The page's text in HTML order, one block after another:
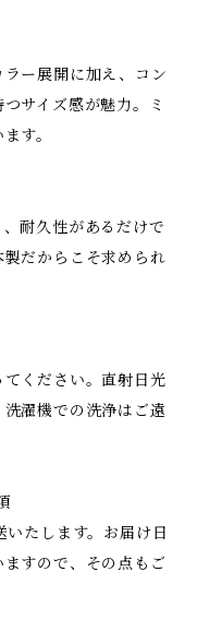
ー展開に加え、コン
サイズ感が魅力。ミ
す。
耐久性があるだけで
だからこそ求められ
ください。直射日光
濯機での洗浄はご遠
たします。お届け日
すので、その点もご